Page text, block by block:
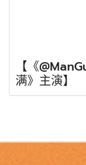
【《
满》主演】